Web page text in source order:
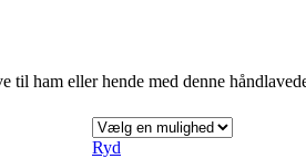
til ham eller hende med denne
Ryd